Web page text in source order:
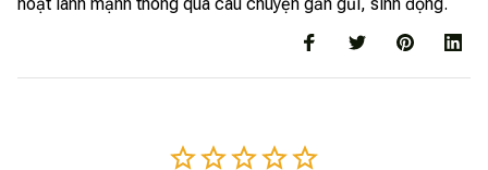
hoạt lành mạnh thông qua câu chuyện gần gũi, sinh động.